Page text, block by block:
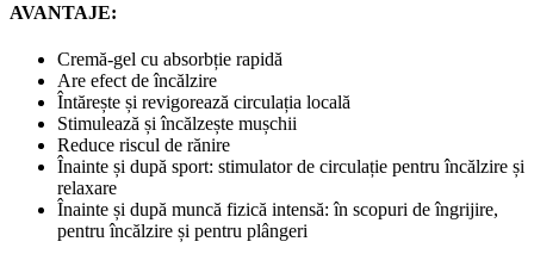
AVANTAJE:
Cremă-gel cu absorbție rapidă
Are efect de încălzire
Întărește și revigorează circulația locală
Stimulează și încălzește mușchii
Reduce riscul de rănire
Înainte și după sport: stimulator de circulație pentru încălzire și
relaxare
Înainte și după muncă fizică intensă: în scopuri de îngrijire,
pentru încălzire și pentru plângeri